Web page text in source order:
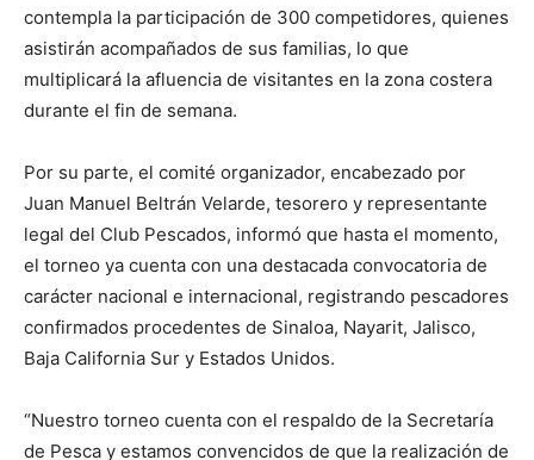
contempla la participación de 300 competidores, quienes
asistirán acompañados de sus familias, lo que
multiplicará la afluencia de visitantes en la zona costera
durante el fin de semana.
Por su parte, el comité organizador, encabezado por
Juan Manuel Beltrán Velarde, tesorero y representante
legal del Club Pescados, informó que hasta el momento,
el torneo ya cuenta con una destacada convocatoria de
carácter nacional e internacional, registrando pescadores
confirmados procedentes de Sinaloa, Nayarit, Jalisco,
Baja California Sur y Estados Unidos.
“Nuestro torneo cuenta con el respaldo de la Secretaría
de Pesca y estamos convencidos de que la realización de